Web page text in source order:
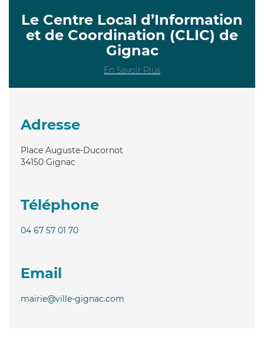
Le Centre Local d’Information
et de Coordination (CLIC) de
Gignac
En Savoir Plus
Adresse
Place Auguste-Ducornot
34150 Gignac
Téléphone
04 67 57 01 70
Email
mairie@ville-gignac.com